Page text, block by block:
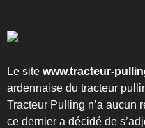
Le site www.tracteur-
ardennaise du tracteur
Tracteur Pulling n’a aucun
ce dernier a décidé de